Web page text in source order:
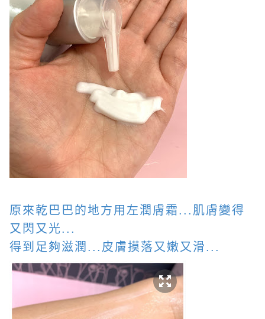
原來乾巴巴的地方用左潤膚霜...肌膚變得
又閃又光...
得到足夠滋潤...皮膚摸落又嫩又滑...